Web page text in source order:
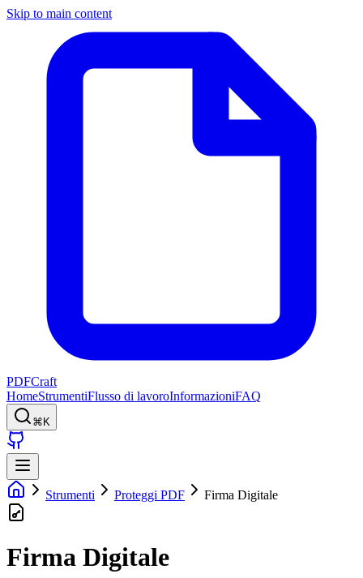
Skip to main content
PDFCraft
HomeStrumentiFlusso di lavoroInformazioniFAQ
⌘K
Strumenti Proteggi PDF Firma Digitale
Firma Digitale